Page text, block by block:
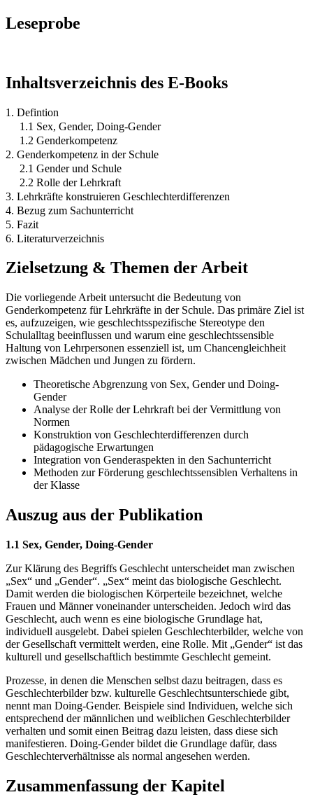
Leseprobe
Inhaltsverzeichnis des E-Books
1. Defintion
1.1 Sex, Gender, Doing-Gender
1.2 Genderkompetenz
2. Genderkompetenz in der Schule
2.1 Gender und Schule
2.2 Rolle der Lehrkraft
3. Lehrkräfte konstruieren Geschlechterdifferenzen
4. Bezug zum Sachunterricht
5. Fazit
6. Literaturverzeichnis
Zielsetzung & Themen der Arbeit
Die vorliegende Arbeit untersucht die Bedeutung von
Genderkompetenz für Lehrkräfte in der Schule. Das primäre Ziel ist
es, aufzuzeigen, wie geschlechtsspezifische Stereotype den
Schulalltag beeinflussen und warum eine geschlechtssensible
Haltung von Lehrpersonen essenziell ist, um Chancengleichheit
zwischen Mädchen und Jungen zu fördern.
Theoretische Abgrenzung von Sex, Gender und Doing-
Gender
Analyse der Rolle der Lehrkraft bei der Vermittlung von
Normen
Konstruktion von Geschlechterdifferenzen durch
pädagogische Erwartungen
Integration von Genderaspekten in den Sachunterricht
Methoden zur Förderung geschlechtssensiblen Verhaltens in
der Klasse
Auszug aus der Publikation
1.1 Sex, Gender, Doing-Gender
Zur Klärung des Begriffs Geschlecht unterscheidet man zwischen
„Sex“ und „Gender“. „Sex“ meint das biologische Geschlecht.
Damit werden die biologischen Körperteile bezeichnet, welche
Frauen und Männer voneinander unterscheiden. Jedoch wird das
Geschlecht, auch wenn es eine biologische Grundlage hat,
individuell ausgelebt. Dabei spielen Geschlechterbilder, welche von
der Gesellschaft vermittelt werden, eine Rolle. Mit „Gender“ ist das
kulturell und gesellschaftlich bestimmte Geschlecht gemeint.
Prozesse, in denen die Menschen selbst dazu beitragen, dass es
Geschlechterbilder bzw. kulturelle Geschlechtsunterschiede gibt,
nennt man Doing-Gender. Beispiele sind Individuen, welche sich
entsprechend der männlichen und weiblichen Geschlechterbilder
verhalten und somit einen Beitrag dazu leisten, dass diese sich
manifestieren. Doing-Gender bildet die Grundlage dafür, dass
Geschlechterverhältnisse als normal angesehen werden.
Zusammenfassung der Kapitel